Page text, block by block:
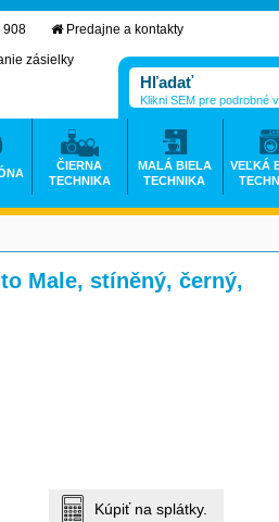
to Male, stíněný, černý,
Kúpiť na splátky.
908
Predajne a kontakty
zásielky
Klikni SEM pre podrobné
ČIERNA
TECHNIKA
MALÁ BIELA
TECHNIKA
VEĽKÁ